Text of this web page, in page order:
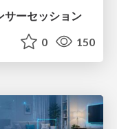
サーセッション
0 150